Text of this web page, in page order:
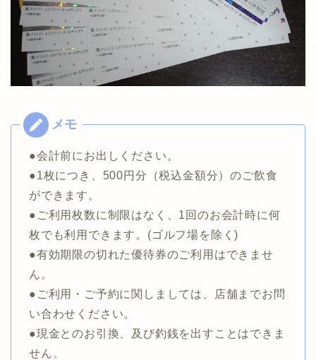
●会計前にお出しください。
●1枚につき、500円分（税込金額分）のご飲食
ができます。
●ご利用枚数に制限はなく、1回のお会計時に何
枚でも利用できます。(ゴルフ場を除く)
●有効期限の切れた優待券のご利用はできませ
ん。
●ご利用・ご予約に関しましては、店舗までお問
い合わせください。
●現金とのお引換、及び釣銭を出すことはできま
せん。